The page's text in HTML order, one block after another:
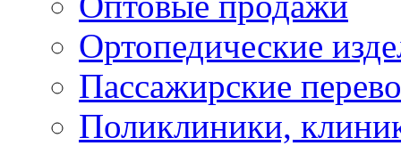
Ортопедические
Пассажирские
Поликлиники,